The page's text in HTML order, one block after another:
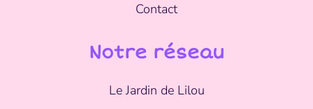
Contact
Notre réseau
Le Jardin de Lilou